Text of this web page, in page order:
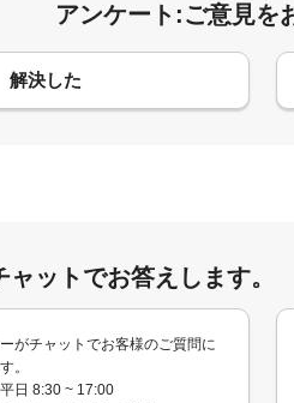
アンケート:ご意見を
解決した
ットでお答えします。
がチャットでお客様のご質問に
。
日 8:30 ~ 17:00